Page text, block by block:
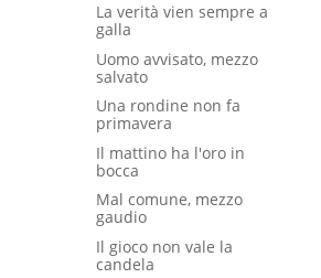
La verità vien sempre a
galla
Uomo avvisato, mezzo
salvato
Una rondine non fa
primavera
Il mattino ha l'oro in
bocca
Mal comune, mezzo
gaudio
Il gioco non vale la
candela